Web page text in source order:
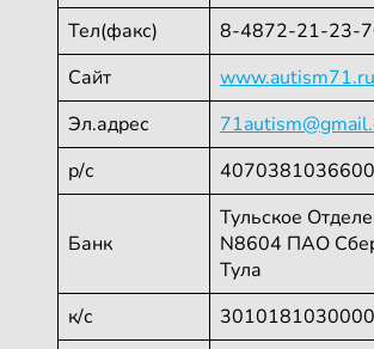
Тел(факс)
8-4872-21-23-
Сайт
www.autism71.ru
Эл.адрес
р/с
Банк
Тульское
N8604 ПАО
Тула
к/с